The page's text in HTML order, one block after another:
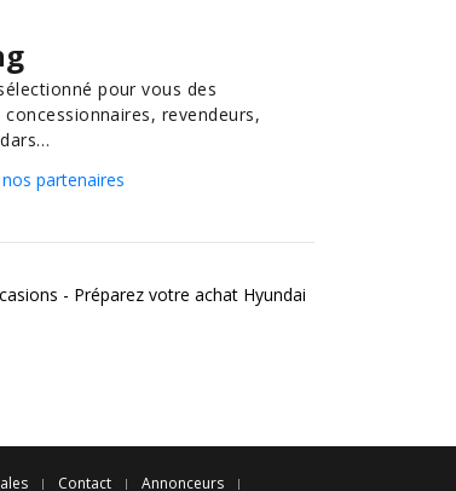
pour vous des
revendeurs,
partenaires
- Préparez votre achat Hyundai
Contact
Annonceurs